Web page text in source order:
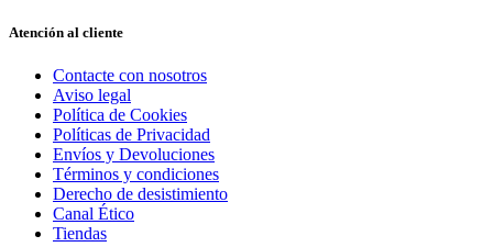
Atención al cliente
Contacte con nosotros
Aviso legal
Política de Cookies
Políticas de Privacidad
Envíos y Devoluciones
Términos y condiciones
Derecho de desistimiento
Canal Ético
Tiendas